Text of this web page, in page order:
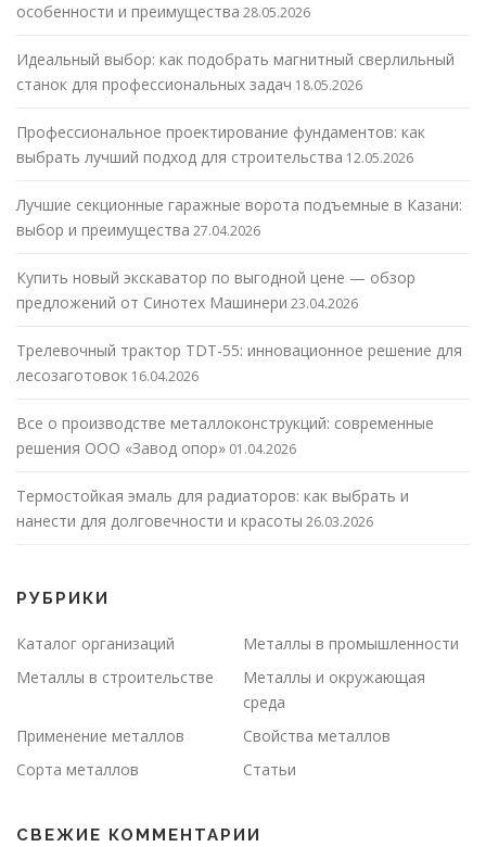
особенности и преимущества 28.05.2026
Идеальный выбор: как подобрать магнитный сверлильный
станок для профессиональных задач 18.05.2026
Профессиональное проектирование фундаментов: как
выбрать лучший подход для строительства 12.05.2026
Лучшие секционные гаражные ворота подъемные в Казани:
выбор и преимущества 27.04.2026
Купить новый экскаватор по выгодной цене — обзор
предложений от Синотех Машинери 23.04.2026
Трелевочный трактор TDT-55: инновационное решение для
лесозаготовок 16.04.2026
Все о производстве металлоконструкций: современные
решения ООО «Завод опор» 01.04.2026
Термостойкая эмаль для радиаторов: как выбрать и
нанести для долговечности и красоты 26.03.2026
РУБРИКИ
Каталог организаций
Металлы в промышленности
Металлы в строительстве
Металлы и окружающая
среда
Применение металлов
Свойства металлов
Сорта металлов
Статьи
СВЕЖИЕ КОММЕНТАРИИ